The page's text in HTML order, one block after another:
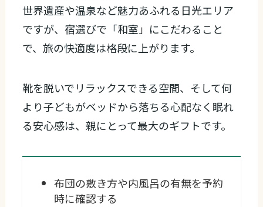
世界遺産や温泉など魅力あふれる日光エリア
ですが、宿選びで「和室」にこだわること
で、旅の快適度は格段に上がります。
靴を脱いでリラックスできる空間、そして何
より子どもがベッドから落ちる心配なく眠れ
る安心感は、親にとって最大のギフトです。
布団の敷き方や内風呂の有無を予約
時に確認する